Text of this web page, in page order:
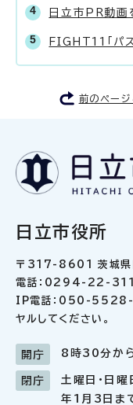
日立市PR動画
FIGHT11「パス
前のページ
日立市役所
〒317-8601 茨城県
電話：0294-22-3111
IP電話：050-5528-
ヤルしてください。
開庁 8時30分か
閉庁
土曜日・日
年1月3日ま